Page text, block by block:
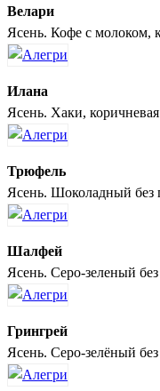
Велари
Ясень. Кофе с молоком,
Илана
Ясень. Хаки,
Трюфель
Ясень. Шоколадный без
Шалфей
Ясень. Серо-зеленый
Грингрей
Ясень. Серо-зелёный